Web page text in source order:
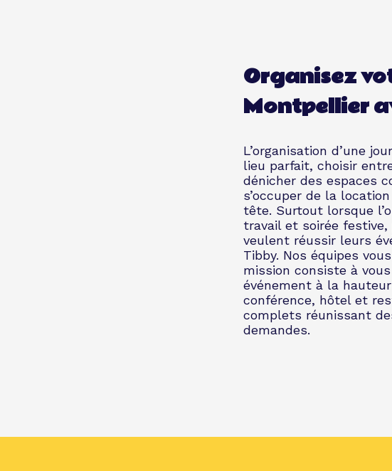
Organisez
Montpellier
L’organisation d’une
lieu parfait, choisir
dénicher des espaces
s’occuper de la
tête. Surtout lorsque
travail et soirée festive,
veulent réussir leurs
Tibby. Nos équipes
mission consiste à
événement à la
conférence, hôtel et
complets réunissant
demandes.